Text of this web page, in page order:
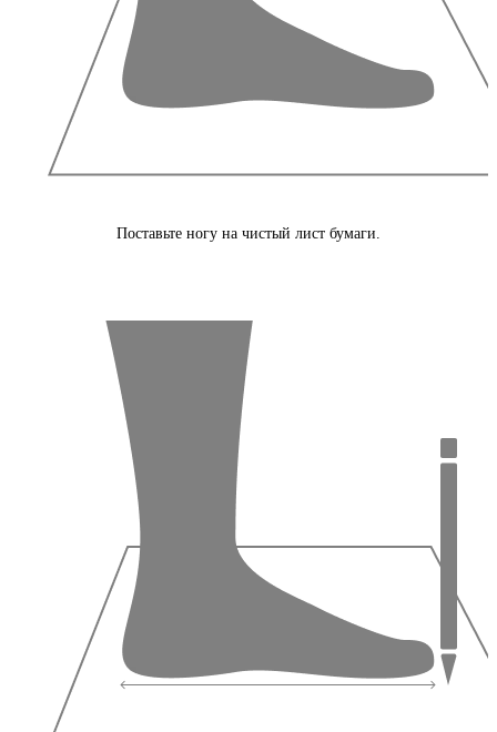
Поставьте ногу на чистый лист бумаги.